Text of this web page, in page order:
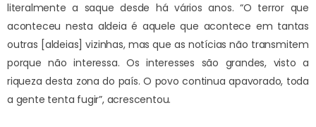
literalmente a saque desde há vários anos. “O terror que
aconteceu nesta aldeia é aquele que acontece em tantas
outras [aldeias] vizinhas, mas que as notícias não transmitem
porque não interessa. Os interesses são grandes, visto a
riqueza desta zona do país. O povo continua apavorado, toda
a gente tenta fugir”, acrescentou.